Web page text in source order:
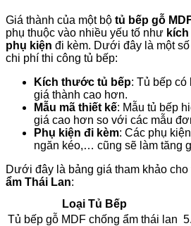
Giá thành của một bộ tủ bếp gỗ
phụ thuộc vào nhiều yếu tố như
phụ kiện đi kèm. Dưới đây là một
chi phí thi công tủ bếp:
Kích thước tủ bếp: Tủ bếp
giá thành cao hơn.
Mẫu mã thiết kế: Mẫu tủ bếp
giá cao hơn so với các mẫu
Phụ kiện đi kèm: Các phụ
ngăn kéo,… cũng sẽ làm tăng
Dưới đây là bảng giá tham khảo cho
ẩm Thái Lan:
Loại Tủ Bếp
Tủ bếp gỗ MDF chống ẩm thái lan